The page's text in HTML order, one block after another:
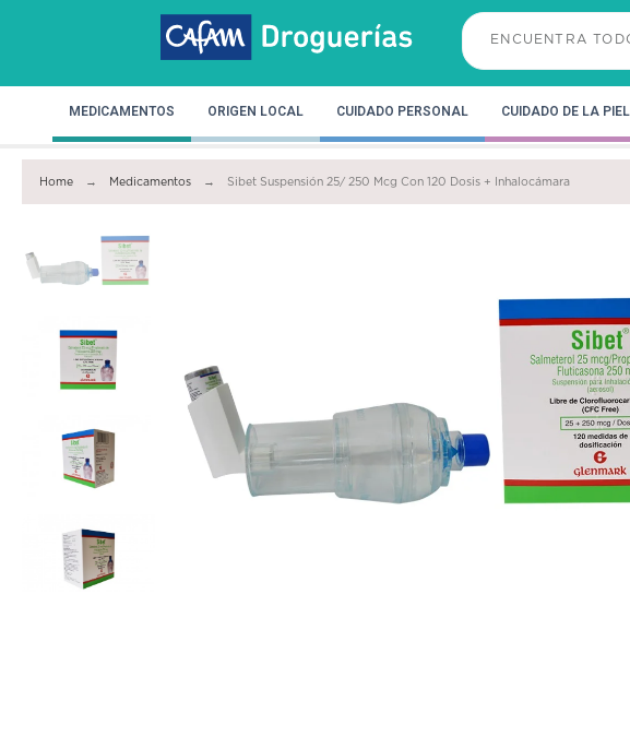
MEDICAMENTOS ORIGEN LOCAL CUIDADO PERSONAL CUIDADO DE LA PIEL
Home Medicamentos Sibet Suspensión 25/ 250 Mcg Con 120 Dosis + Inhalocámara